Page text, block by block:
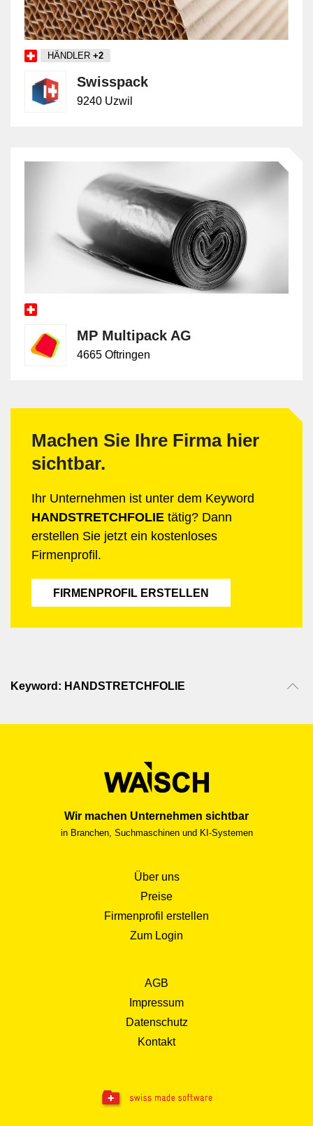
HÄNDLER +2
Swisspack
9240 Uzwil
MP Multipack AG
4665 Oftringen
Machen Sie Ihre Firma hier
sichtbar.
Ihr Unternehmen ist unter dem Keyword
HANDSTRETCHFOLIE tätig? Dann
erstellen Sie jetzt ein kostenloses
Firmenprofil.
FIRMENPROFIL ERSTELLEN
Keyword: HANDSTRETCHFOLIE
Wir machen Unternehmen sichtbar
in Branchen, Suchmaschinen und KI-Systemen
Über uns
Preise
Firmenprofil erstellen
Zum Login
AGB
Impressum
Datenschutz
Kontakt